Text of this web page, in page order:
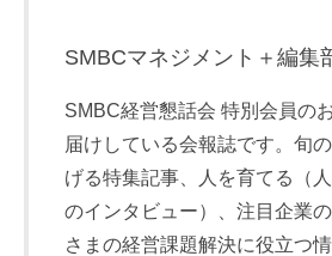
SMBCマネジメント＋編集
SMBC経営懇話会 特別会員の
届けしている会報誌です。旬
げる特集記事、人を育てる（
のインタビュー）、注目企業
さまの経営課題解決に役立つ